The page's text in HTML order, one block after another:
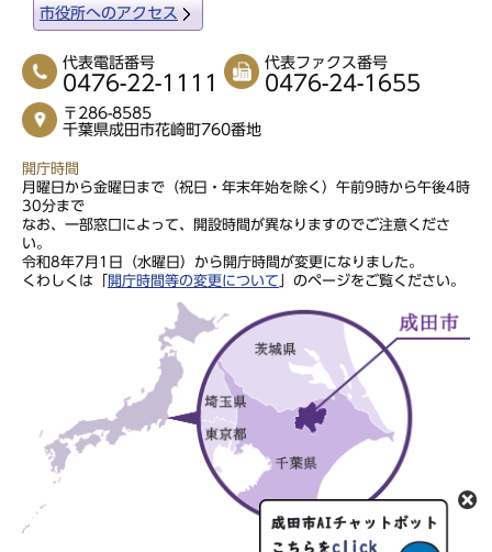
市役所へのアクセス
代表電話番号
0476-22-1111
代表ファクス番号
0476-24-1655
〒286-8585
千葉県成田市花崎町760番地
開庁時間
月曜日から金曜日まで（祝日・年末年始を除く）午前9時から午後4時
30分まで
なお、一部窓口によって、開設時間が異なりますのでご注意くださ
い。
令和8年7月1日（水曜日）から開庁時間が変更になりました。
くわしくは「
開庁時間等の変更について 」のページをご覧ください。